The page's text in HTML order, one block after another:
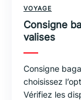
VOYAGE
Consigne
valises
Consigne
choisissez
Vérifiez les